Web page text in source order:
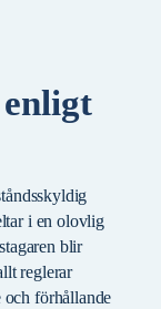
i en olovlig
blir
reglerar
och förhållande